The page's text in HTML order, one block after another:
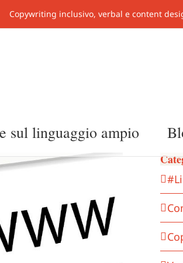
Copywriting inclusivo, verbal e content
sul linguaggio ampio